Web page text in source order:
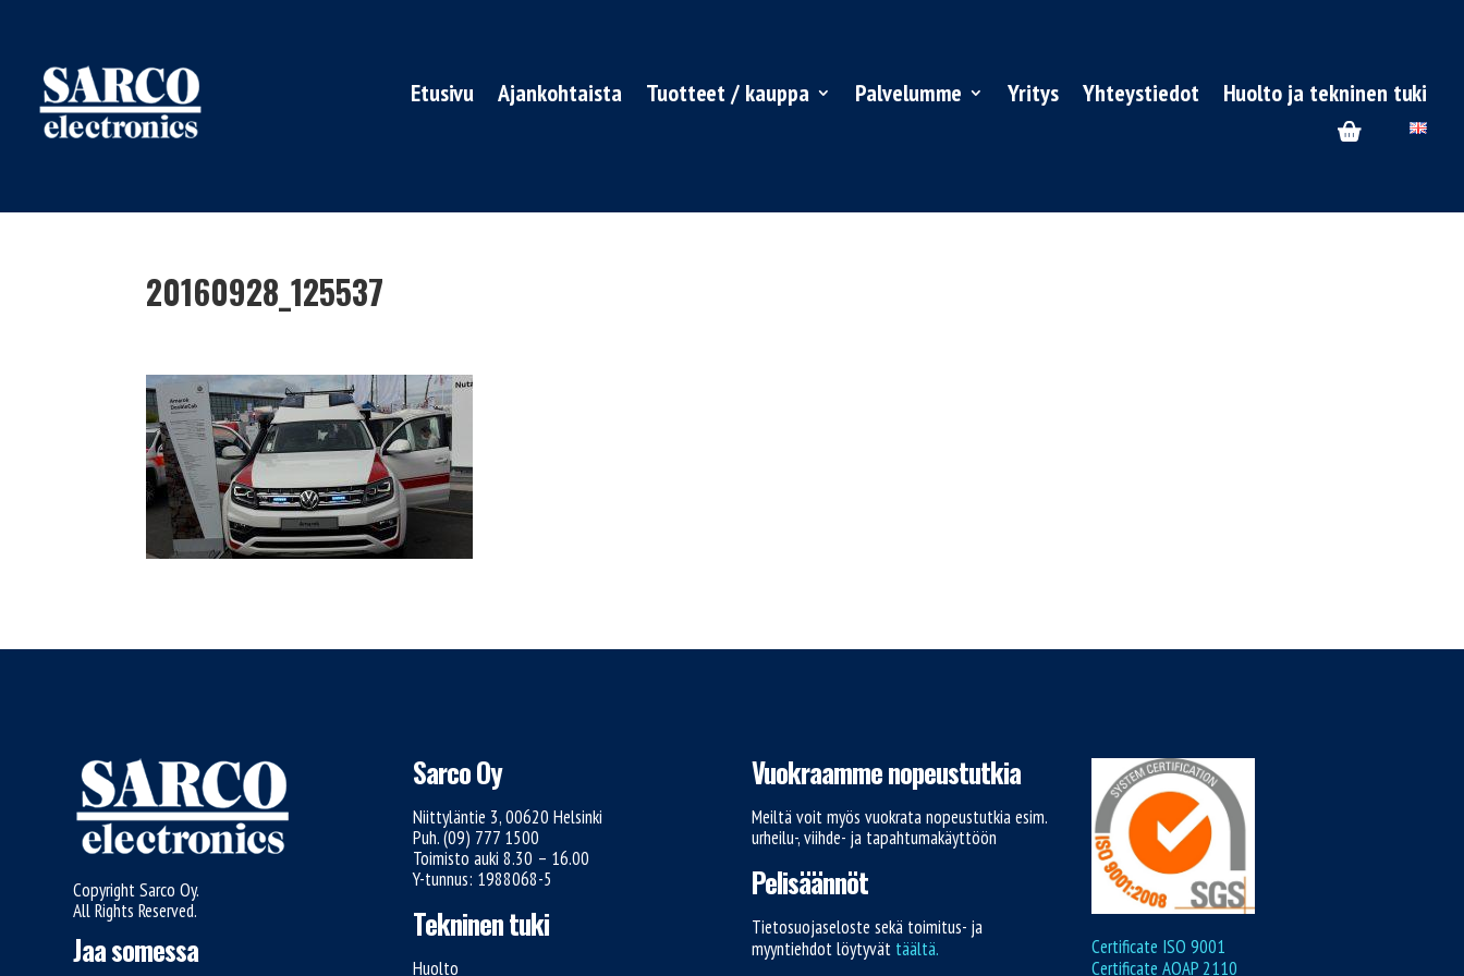
Etusivu Ajankohtaista Tuotteet / kauppa Palvelumme Yritys Yhteystiedot Huolto ja tekninen tuki
20160928_125537
Copyright Sarco Oy.
All Rights Reserved.
Jaa somessa
Sarco Oy
Niittyläntie 3, 00620 Helsinki
Puh. (09) 777 1500
Toimisto auki 8.30 – 16.00
Y-tunnus: 1988068-5
Tekninen tuki
Huolto
Vuokraamme nopeustutkia
Meiltä voit myös vuokrata nopeustutkia esim.
urheilu-, viihde- ja tapahtumakäyttöön
Pelisäännöt
Tietosuojaseloste sekä toimitus- ja
myyntiehdot löytyvät täältä.
Certificate ISO 9001
Certificate AQAP 2110